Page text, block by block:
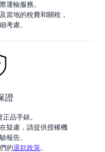
運輸服務。
當地的稅費和關稅，
考慮。
證
品手錶。
疑慮，請提供授權機
報告。
的退款政策。